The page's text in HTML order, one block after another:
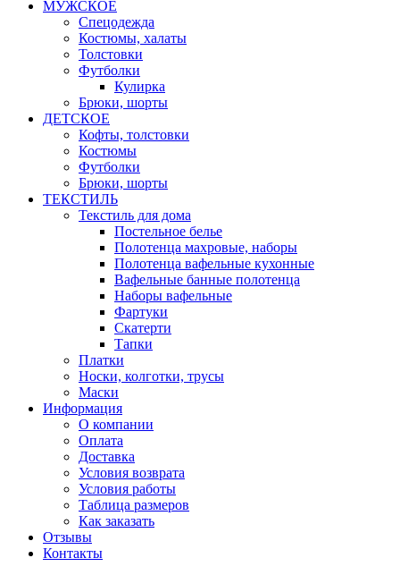
МУЖСКОЕ
Спецодежда
Костюмы, халаты
Толстовки
Футболки
Кулирка
Брюки, шорты
ДЕТСКОЕ
Кофты, толстовки
Костюмы
Футболки
Брюки, шорты
ТЕКСТИЛЬ
Текстиль для дома
Постельное белье
Полотенца махровые, наборы
Полотенца вафельные кухонные
Вафельные банные полотенца
Наборы вафельные
Фартуки
Скатерти
Тапки
Платки
Носки, колготки, трусы
Маски
Информация
О компании
Оплата
Доставка
Условия возврата
Условия работы
Таблица размеров
Как заказать
Отзывы
Контакты